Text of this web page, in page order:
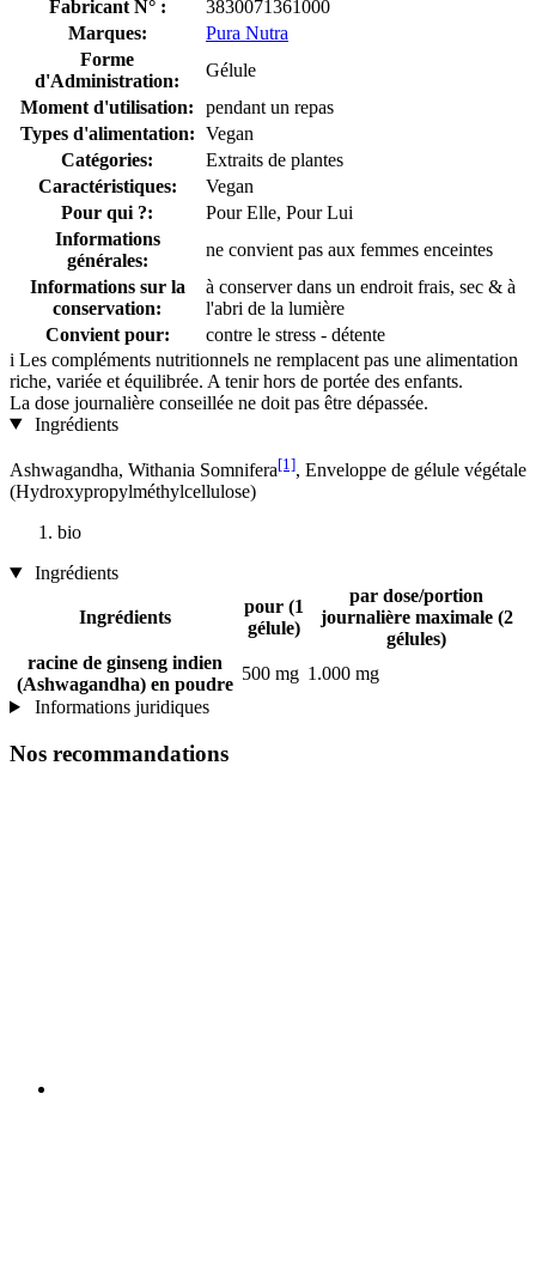
Fabricant N° :
3830071361000
Marques:
Pura Nutra
Forme
d'Administration:
Gélule
Moment d'utilisation:
pendant un repas
Types d'alimentation: Vegan
Catégories:
Extraits de plantes
Caractéristiques:
Vegan
Pour qui ?:
Pour Elle, Pour Lui
Informations
générales:
ne convient pas aux femmes enceintes
Informations sur la
conservation:
à conserver dans un endroit frais, sec & à
l'abri de la lumière
Convient pour:
contre le stress - détente
i Les compléments nutritionnels ne remplacent pas une alimentation
riche, variée et équilibrée. A tenir hors de portée des enfants.
La dose journalière conseillée ne doit pas être dépassée.
Ingrédients
Ashwagandha, Withania Somnifera[1], Enveloppe de gélule végétale
(Hydroxypropylméthylcellulose)
bio
Ingrédients
Ingrédients
pour (1
gélule)
par dose/portion
journalière maximale (2
gélules)
racine de ginseng indien
(Ashwagandha) en poudre
500 mg 1.000 mg
Informations juridiques
Nos recommandations